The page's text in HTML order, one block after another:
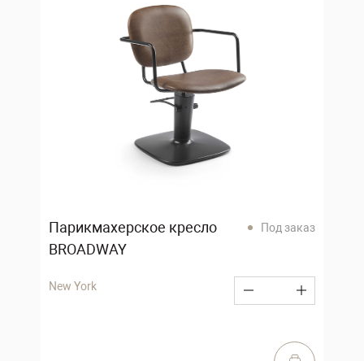
Парикмахерское кресло
BROADWAY
Под заказ
New York